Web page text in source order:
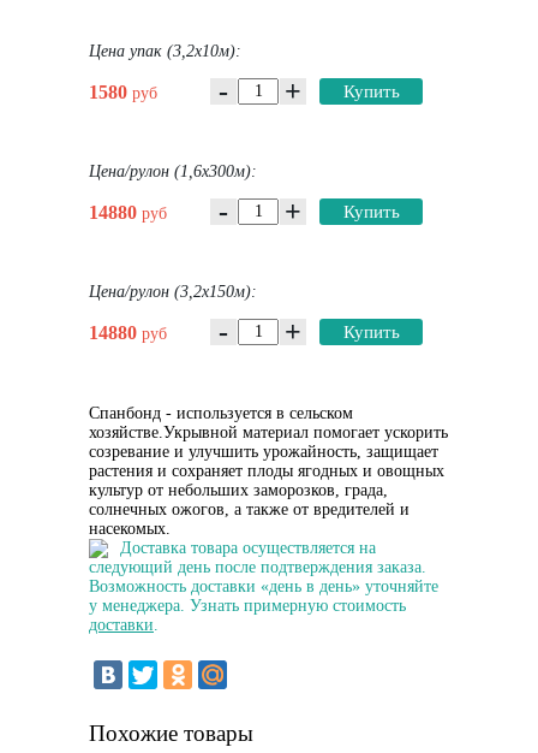
Цена упак (3,2х10м):
1580 руб - + Купить
Цена/рулон (1,6х300м):
14880 руб - + Купить
Цена/рулон (3,2х150м):
14880 руб - + Купить
Спанбонд - используется в сельском
хозяйстве.Укрывной материал помогает ускорить
созревание и улучшить урожайность, защищает
растения и сохраняет плоды ягодных и овощных
культур от небольших заморозков, града,
солнечных ожогов, а также от вредителей и
насекомых.
Доставка товара осуществляется на
следующий день после подтверждения заказа.
Возможность доставки «день в день» уточняйте
у менеджера. Узнать примерную стоимость
доставки.
Похожие товары